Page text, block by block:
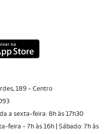
189 - Centro
a sexta-feira: 8h às 17h30
feira - 7h às 16h | Sábado: 7h às